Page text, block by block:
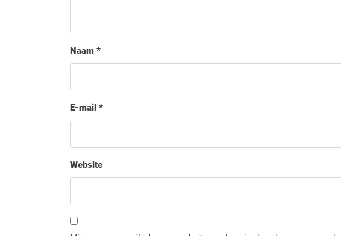
Naam *
E-mail *
Website